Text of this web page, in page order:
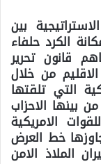
بين
الكرد حلفاء
قانون تحرير
الاقليم من خلال
التي تلقتها
بينها الاحزاب
الامريكية
خط العرض
الملاذ الامن